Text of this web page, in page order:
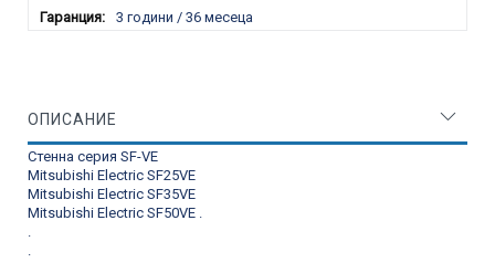
3 години / 36 месеца
ОПИСАНИЕ
Стенна серия SF-VE
Mitsubishi Electric SF25VE
Mitsubishi Electric SF35VE
Mitsubishi Electric SF50VE